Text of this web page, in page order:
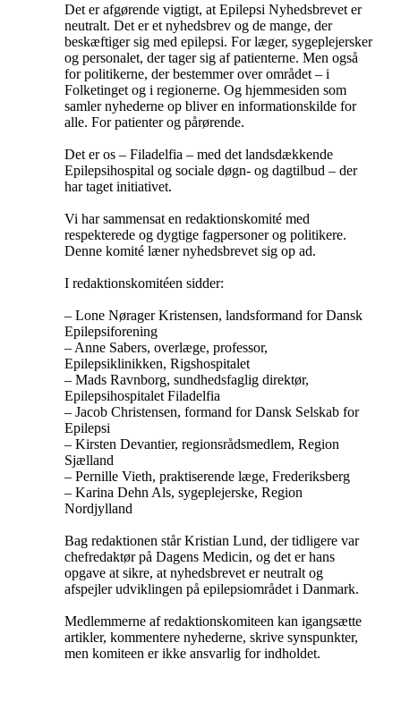
Det er afgørende vigtigt, at Epilepsi Nyhedsbrevet er
neutralt. Det er et nyhedsbrev og de mange, der
beskæftiger sig med epilepsi. For læger, sygeplejersker
og personalet, der tager sig af patienterne. Men også
for politikerne, der bestemmer over området – i
Folketinget og i regionerne. Og hjemmesiden som
samler nyhederne op bliver en informationskilde for
alle. For patienter og pårørende.
Det er os – Filadelfia – med det landsdækkende
Epilepsihospital og sociale døgn- og dagtilbud – der
har taget initiativet.
Vi har sammensat en redaktionskomité med
respekterede og dygtige fagpersoner og politikere.
Denne komité læner nyhedsbrevet sig op ad.
I redaktionskomitéen sidder:
– Lone Nørager Kristensen, landsformand for Dansk
Epilepsiforening
– Anne Sabers, overlæge, professor,
Epilepsiklinikken, Rigshospitalet
– Mads Ravnborg, sundhedsfaglig direktør,
Epilepsihospitalet Filadelfia
– Jacob Christensen, formand for Dansk Selskab for
Epilepsi
– Kirsten Devantier, regionsrådsmedlem, Region
Sjælland
– Pernille Vieth, praktiserende læge, Frederiksberg
– Karina Dehn Als, sygeplejerske, Region
Nordjylland
Bag redaktionen står Kristian Lund, der tidligere var
chefredaktør på Dagens Medicin, og det er hans
opgave at sikre, at nyhedsbrevet er neutralt og
afspejler udviklingen på epilepsiområdet i Danmark.
Medlemmerne af redaktionskomiteen kan igangsætte
artikler, kommentere nyhederne, skrive synspunkter,
men komiteen er ikke ansvarlig for indholdet.